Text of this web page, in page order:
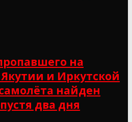
на
и Иркутской
найден
два дня